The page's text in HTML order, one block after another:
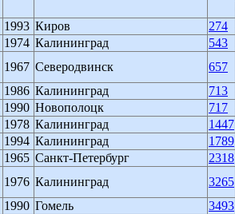
1993 Киров 274
1974 Калининград 543
1967 Северодвинск 657
1986 Калининград 713
1990 Новополоцк 717
1978 Калининград 1447
1994 Калининград 1789
1965 Санкт-Петербург 2318
1976 Калининград 3265
1990 Гомель 3493